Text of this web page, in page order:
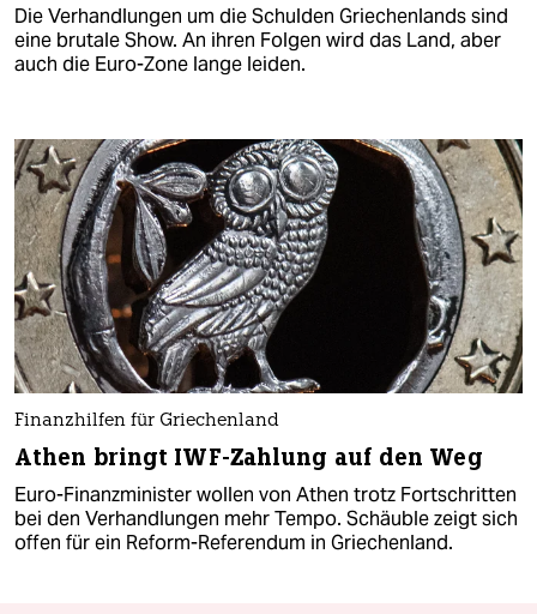
Die Verhandlungen um die Schulden Griechenlands sind
eine brutale Show. An ihren Folgen wird das Land, aber
auch die Euro-Zone lange leiden.
Finanzhilfen für Griechenland
Athen bringt IWF-Zahlung auf den Weg
Euro-Finanzminister wollen von Athen trotz Fortschritten
bei den Verhandlungen mehr Tempo. Schäuble zeigt sich
offen für ein Reform-Referendum in Griechenland.